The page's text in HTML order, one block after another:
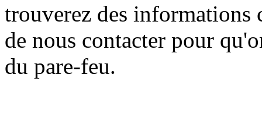
trouverez des informations
de nous contacter pour
du pare-feu.